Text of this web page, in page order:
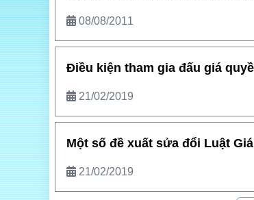
08/08/2011
Điều kiện tham gia đấu giá
21/02/2019
Một số đề xuất sửa đổi Luật
21/02/2019